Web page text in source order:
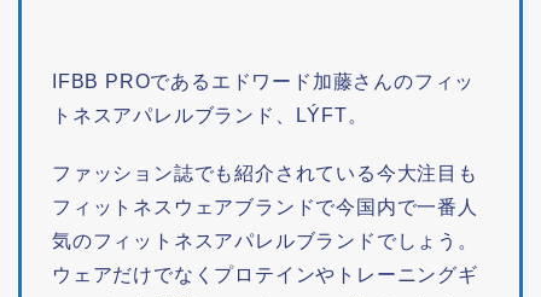
IFBB PROであるエドワード加藤さんのフィッ
トネスアパレルブランド、LÝFT。
ファッション誌でも紹介されている今大注目も
フィットネスウェアブランドで今国内で一番人
気のフィットネスアパレルブランドでしょう。
ウェアだけでなくプロテインやトレーニングギ